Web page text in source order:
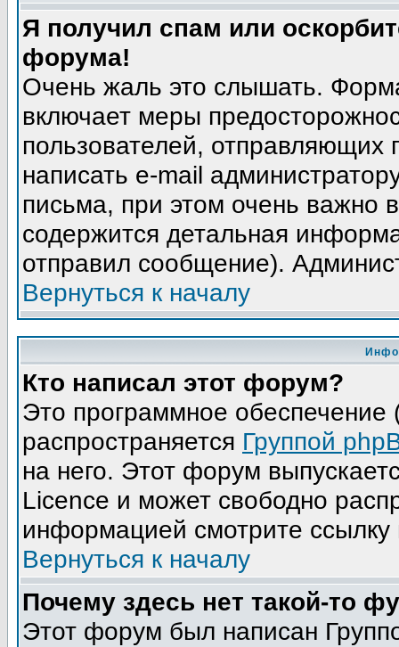
Я получил спам или
форума!
Очень жаль это слышать.
включает меры
пользователей,
написать e-mail
письма, при этом очень важно
содержится детальная
отправил сообщение).
Вернуться к началу
Кто написал этот форум?
Это программное
распространяется Группой
на него. Этот форум
Licence и может свободно
информацией смотрите ссылку
Вернуться к началу
Почему здесь нет такой-то
Этот форум был написан